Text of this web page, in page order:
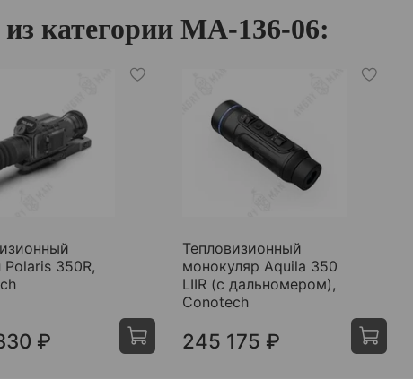
категории МА-136-06:
Polaris 350R,
₽
Тепловизионный
монокуляр Aquila 350
LIIR (c дальномером),
Conotech
245 175 ₽